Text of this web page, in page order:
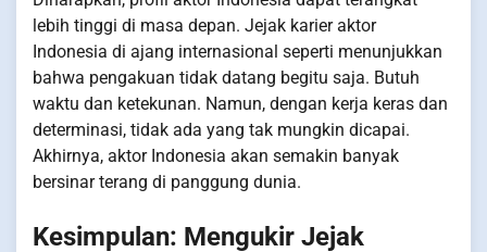
lebih tinggi di masa depan. Jejak karier aktor
Indonesia di ajang internasional seperti menunjukkan
bahwa pengakuan tidak datang begitu saja. Butuh
waktu dan ketekunan. Namun, dengan kerja keras dan
determinasi, tidak ada yang tak mungkin dicapai.
Akhirnya, aktor Indonesia akan semakin banyak
bersinar terang di panggung dunia.
Kesimpulan: Mengukir Jejak